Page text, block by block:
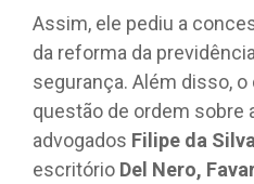
Assim, ele pediu a
da reforma da
segurança. Além disso,
questão de ordem sobre
advogados Filipe da
escritório Del Nero,